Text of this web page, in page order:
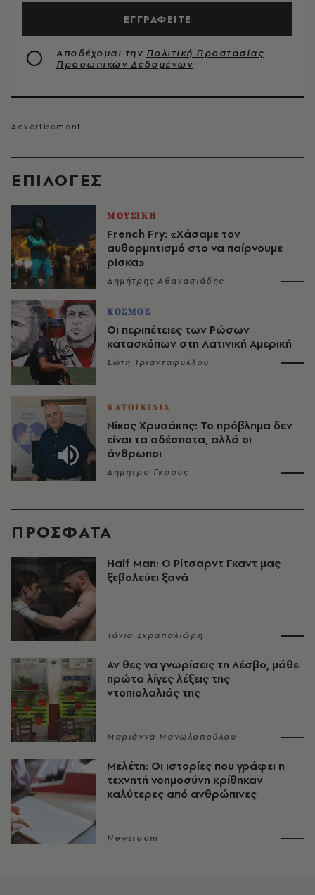
EΠΙΛΟΓΈΣ
ΜΟΥΣΙΚΗ
French Fry: «Χάσαμε τον
αυθορμητισμό στο να παίρνουμε
ρίσκα»
Δημήτρης Αθανασιάδης
ΚΟΣΜΟΣ
Οι περιπέτειες των Ρώσων
κατασκόπων στη Λατινική Αμερική
Σώτη Τριανταφύλλου
ΚΑΤΟΙΚΙΔΙΑ
Νίκος Χρυσάκης: Το πρόβλημα δεν
είναι τα αδέσποτα, αλλά οι
άνθρωποι
Δήμητρα Γκρους
ΕΓΓΡΑΦΕΙΤΕ
Αποδέχομαι την Πολιτική Προστασίας
Προσωπικών Δεδομένων
ΠΡΟΣΦΑΤΑ
Half Man: Ο Ρίτσαρντ Γκαντ μας
ξεβολεύει ξανά
Τάνια Σκραπαλιώρη
Αν θες να γνωρίσεις τη Λέσβο, μάθε
πρώτα λίγες λέξεις της
ντοπιολαλιάς της
Μαριάννα Μανωλοπούλου
Μελέτη: Οι ιστορίες που γράφει η
τεχνητή νοημοσύνη κρίθηκαν
καλύτερες από ανθρώπινες
Newsroom